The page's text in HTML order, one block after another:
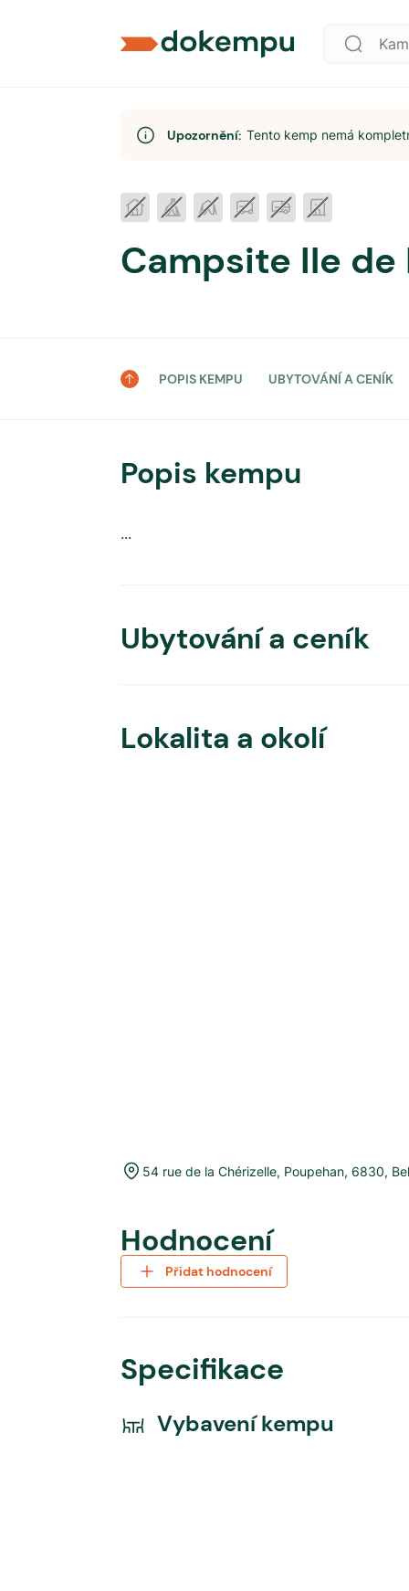
Upozornění: Tento kemp nemá
Campsite Ile de
POPIS KEMPU UBYTOVÁNÍ A CENÍK
Popis kempu
...
Ubytování a ceník
Lokalita a okolí
54 rue de la Chérizelle, Poupehan, 6830,
Hodnocení
Přidat hodnocení
Specifikace
Vybavení kempu